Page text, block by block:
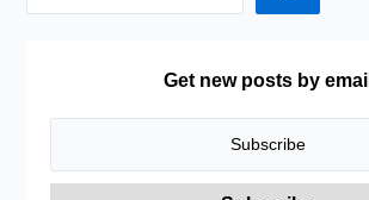
?
délicat
Get new posts by email